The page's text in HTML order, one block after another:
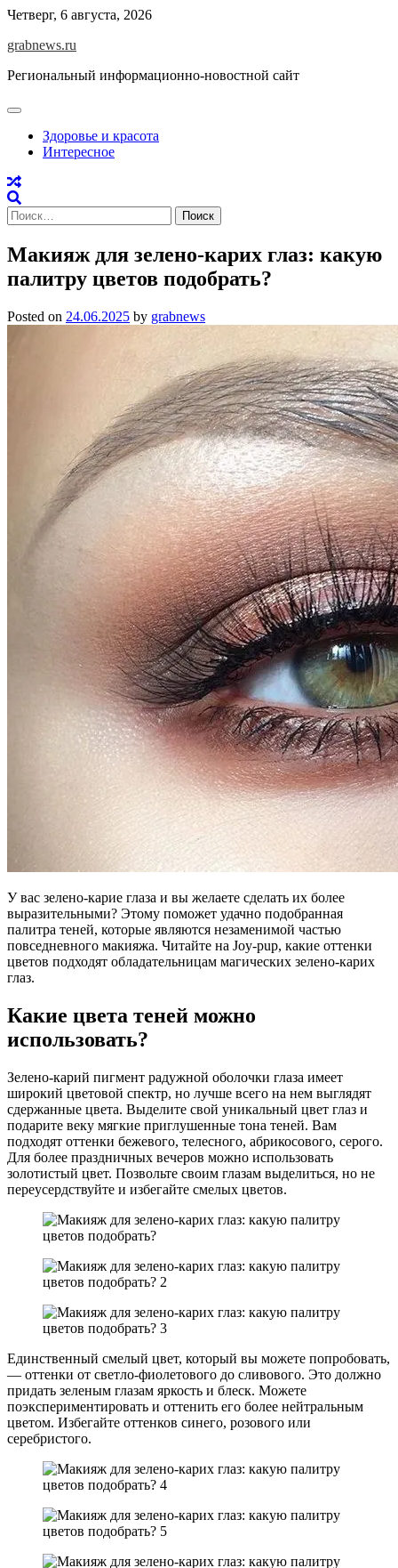
Skip
content
Четверг, 6 августа, 2026
grabnews.ru
Региональный информационно-новостной сайт
Здоровье и красота
Интересное
Найти:
Макияж для зелено-карих глаз: какую
палитру цветов подобрать?
Posted on 24.06.2025 by grabnews
У вас зелено-карие глаза и вы желаете сделать их более
выразительными? Этому поможет удачно подобранная
палитра теней, которые являются незаменимой частью
повседневного макияжа. Читайте на Joy-pup, какие оттенки
цветов подходят обладательницам магических зелено-карих
глаз.
Какие цвета теней можно
использовать?
Зелено-карий пигмент радужной оболочки глаза имеет
широкий цветовой спектр, но лучше всего на нем выглядят
сдержанные цвета. Выделите свой уникальный цвет глаз и
подарите веку мягкие приглушенные тона теней. Вам
подходят оттенки бежевого, телесного, абрикосового, серого.
Для более праздничных вечеров можно использовать
золотистый цвет. Позвольте своим глазам выделиться, но не
переусердствуйте и избегайте смелых цветов.
Единственный смелый цвет, который вы можете попробовать,
— оттенки от светло-фиолетового до сливового. Это должно
придать зеленым глазам яркость и блеск. Можете
поэкспериментировать и оттенить его более нейтральным
цветом. Избегайте оттенков синего, розового или
серебристого.